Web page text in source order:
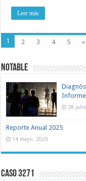
Leer más
1 2 3 4 5 »
NOTABLE
Informe
28
Reporte Anual 2025
14 mayo, 2026
Caso 3271